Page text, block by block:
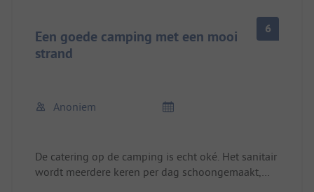
Een goede camping met een mooi
strand
6
Anoniem
De catering op de camping is echt oké. Het sanitair
wordt meerdere keren per dag schoongemaakt,